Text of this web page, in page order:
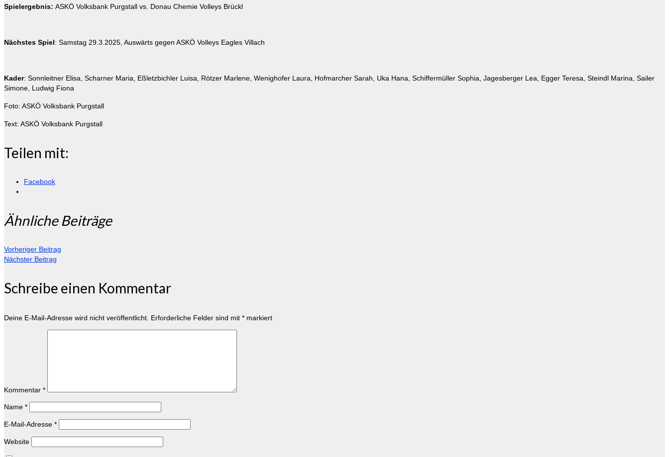
Spielergebnis: ASKÖ Volksbank Purgstall vs. Donau Chemie Volleys Brückl
Nächstes Spiel: Samstag 29.3.2025, Auswärts gegen ASKÖ Volleys Eagles Villach
Kader: Sonnleitner Elisa, Scharner Maria, Eßletzbichler Luisa, Rötzer Marlene, Wenighofer Laura, Hofmarcher Sarah, Uka Hana, Schiffermüller Sophia, Jagesberger Lea, Egger Teresa, Steindl Marina, Sailer
Simone, Ludwig Fiona
Foto: ASKÖ Volksbank Purgstall
Text: ASKÖ Volksbank Purgstall
Teilen mit:
Facebook
Ähnliche Beiträge
Vorheriger Beitrag
Nächster Beitrag
Schreibe einen Kommentar
Deine E-Mail-Adresse wird nicht veröffentlicht. Erforderliche Felder sind mit * markiert
Kommentar *
Name *
E-Mail-Adresse *
Website